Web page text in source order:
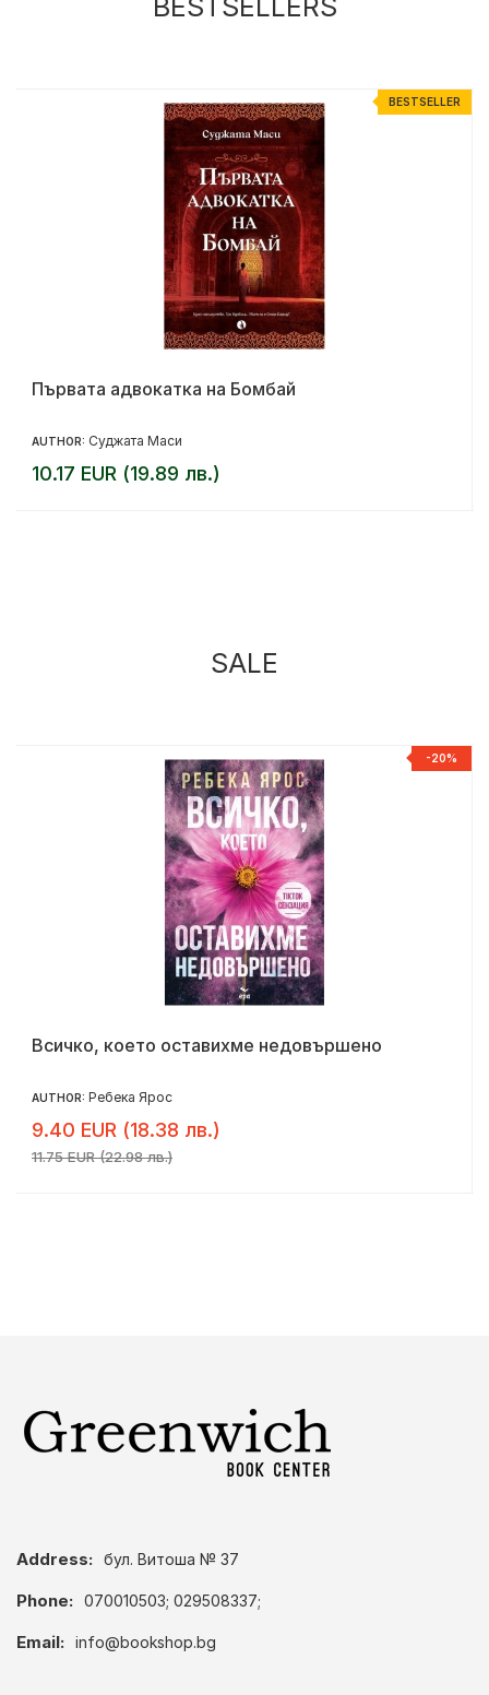
BESTSELLER
Първата адвокатка на Бомбай
AUTHOR: Суджата Маси
10.17 EUR (19.89 лв.)
SALE
-20%
Всичко, което оставихме недовършено
AUTHOR: Ребека Ярос
9.40 EUR (18.38 лв.)
11.75 EUR (22.98 лв.)
Address: бул. Витоша № 37
Phone: 070010503; 029508337;
Email: info@bookshop.bg